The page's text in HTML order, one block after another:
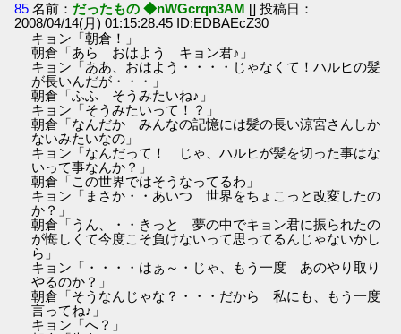
85 名前： だったもの ◆nWGcrqn3AM [] 投稿日：
2008/04/14(月) 01:15:28.45 ID:EDBAEcZ30
キョン「朝倉！」
朝倉「あら おはよう キョン君♪」
キョン「ああ、おはよう・・・・じゃなくて！ハルヒの髪
が長いんだが・・・」
朝倉「ふふ そうみたいね♪」
キョン「そうみたいって！？」
朝倉「なんだか みんなの記憶には髪の長い涼宮さんしか
ないみたいなの」
キョン「なんだって！ じゃ、ハルヒが髪を切った事はな
いって事なんか？」
朝倉「この世界ではそうなってるわ」
キョン「まさか・・あいつ 世界をちょこっと改変したの
か？」
朝倉「うん、・・きっと 夢の中でキョン君に振られたの
が悔しくて今度こそ負けないって思ってるんじゃないかし
ら」
キョン「・・・・はぁ～・じゃ、もう一度 あのやり取り
やるのか？」
朝倉「そうなんじゃな？・・・だから 私にも、もう一度
言ってね♪」
キョン「へ？」